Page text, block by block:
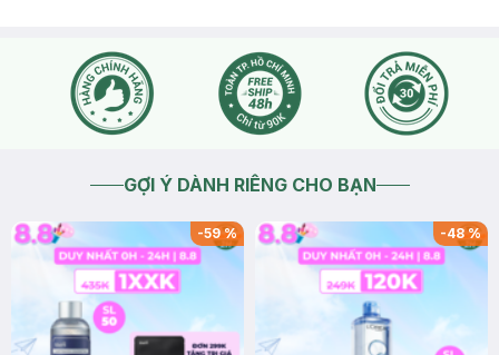
GỢI Ý DÀNH RIÊNG CHO BẠN
-59% -48%